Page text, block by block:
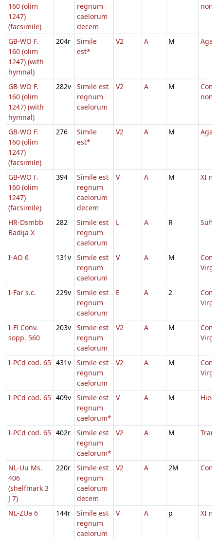
160 (olim
1247)
(facsimile)
regnum
caelorum
decem
non
GB-WO F.
160 (olim
1247) (with
hymnal)
204r
Simile
est*
V2 A M
GB-WO F.
160 (olim
1247) (with
hymnal)
282v
Simile est
regnum
caelorum
V2 A M
non
GB-WO F.
160 (olim
1247)
(facsimile)
276
Simile
est*
V2 A M
GB-WO F.
160 (olim
1247)
(facsimile)
394
Simile est
regnum
caelorum
decem
V A M XI
HR-Dsmbb
Badija X
282
Simile est
regnum
caelorum
L A R Suff.
I-AO 6 131v
Simile est
regnum
caelorum
V A M
I-Far s.c. 229v
Simile est
regnum
caelorum
E A 2
I-Fl Conv.
sopp. 560
203v
Simile est
regnum
caelorum
V2 A M
I-PCd cod. 65 431v
Simile est
regnum
caelorum
V2 A M
I-PCd cod. 65 409v
Simile est
regnum
caelorum*
V A M
I-PCd cod. 65 402r
Simile est
regnum
caelorum*
V2 A M
NL-Uu Ms.
406
(shelfmark 3
J 7)
220r
Simile est
regnum
caelorum
decem
V2 A 2M
NL-ZUa 6 144r
Simile est
regnum
caelorum
V A p XI